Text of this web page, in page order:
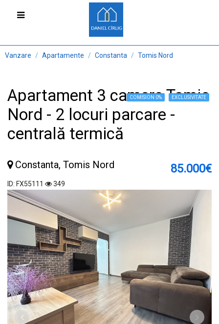
Vanzare Apartamente Constanta Tomis Nord
Apartament 3 camere Tomis
Nord - 2 locuri parcare -
centrală termică
Constanta, Tomis Nord 85.000€
ID: FX55111 349
COMISION 0% EXCLUSIVITATE